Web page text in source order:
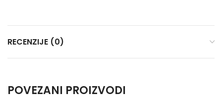
RECENZIJE (0)
POVEZANI PROIZVODI